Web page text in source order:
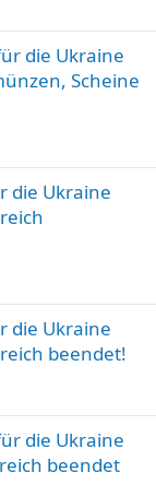
i
die Ukraine
Scheine
die Ukraine
die Ukraine
beendet!
die Ukraine
beendet